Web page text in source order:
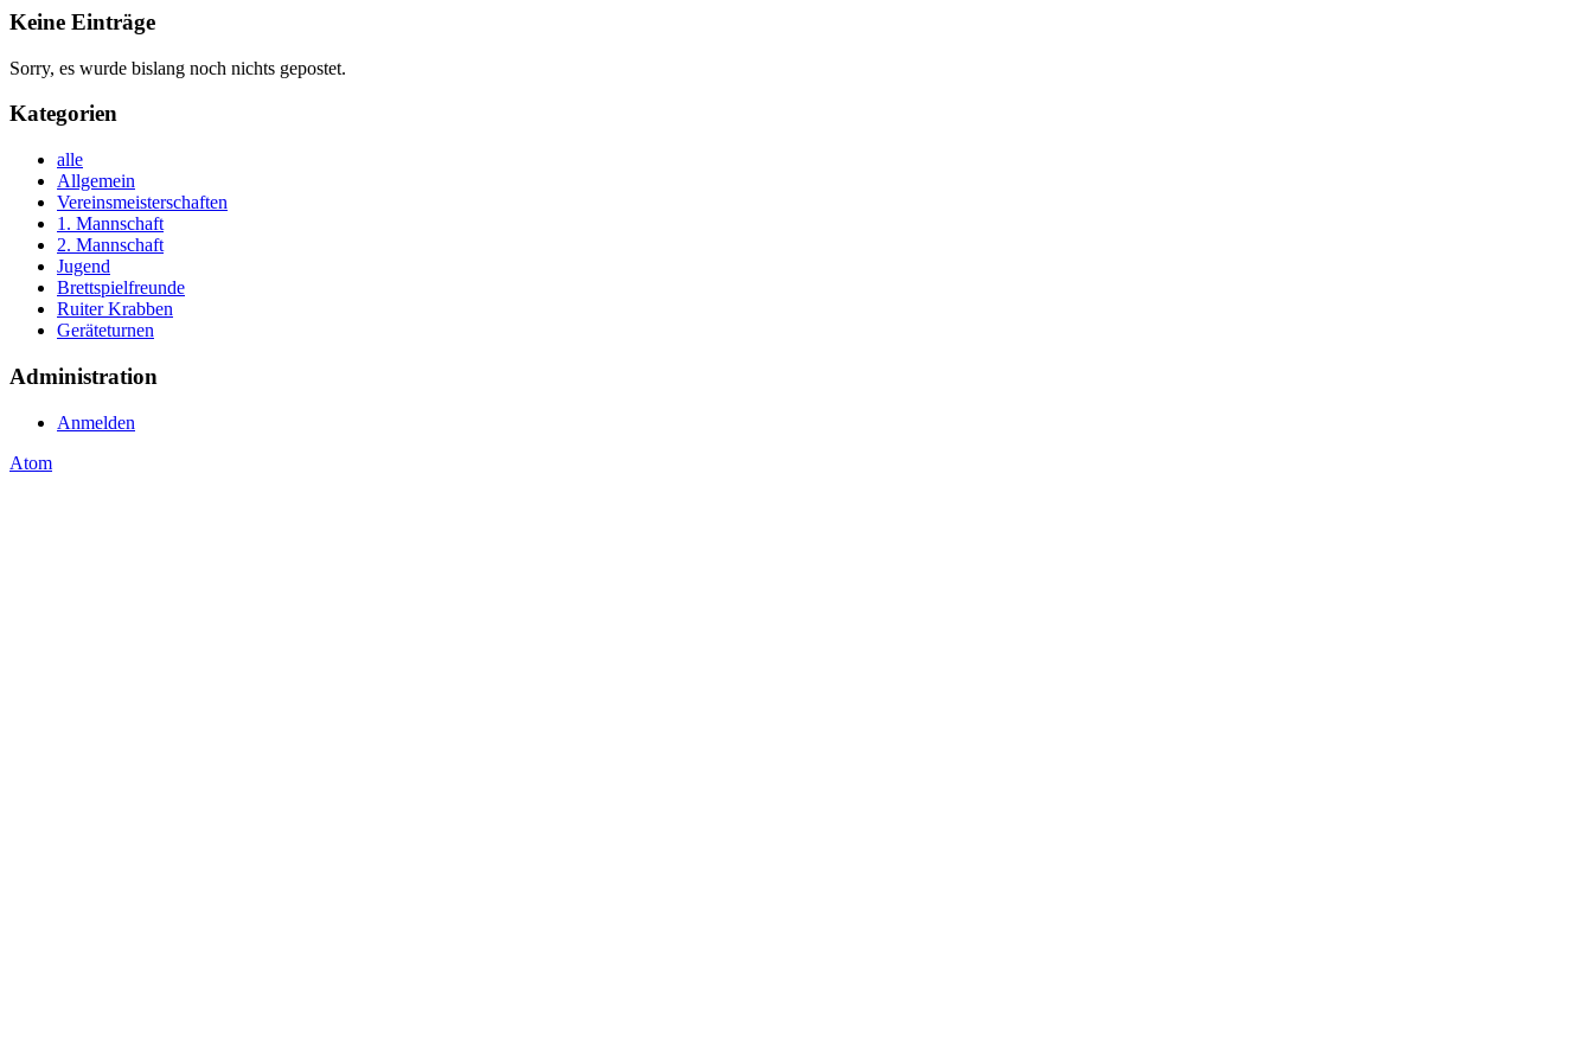
Keine Einträge
Sorry, es wurde bislang noch nichts gepostet.
Kategorien
alle
Allgemein
Vereinsmeisterschaften
1. Mannschaft
2. Mannschaft
Jugend
Brettspielfreunde
Ruiter Krabben
Geräteturnen
Administration
Anmelden
Atom